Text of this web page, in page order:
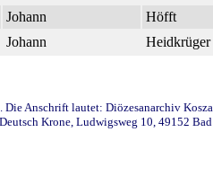
Johann Höfft
Johann Heidkrüger
Anschrift lautet: Diözesanarchiv
Krone, Ludwigsweg 10, 49152